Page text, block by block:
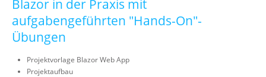
Blazor in der Praxis mit
aufgabengeführten "Hands-On"-
Übungen
Projektvorlage Blazor Web App
Projektaufbau